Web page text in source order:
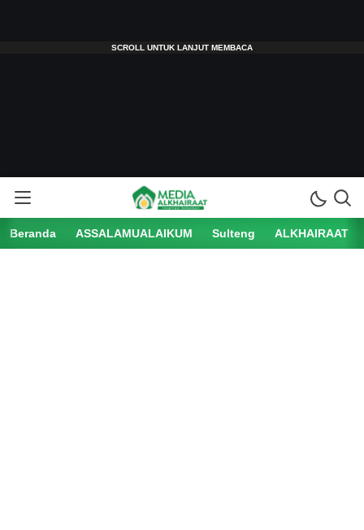
Beranda ASSALAMUALAIKUM Sulteng ALKHAIRAAT